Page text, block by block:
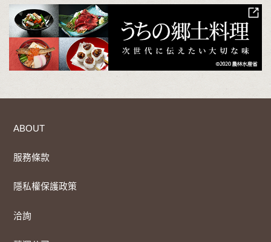
ABOUT
服務條款
隱私權保護政策
洽詢